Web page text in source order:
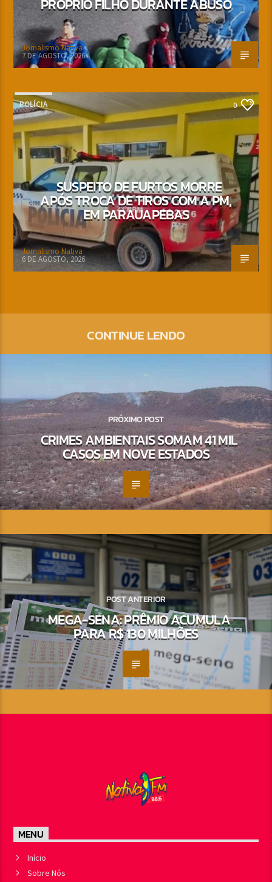
PRÓPRIO FILHO DURANTE ABUSO
Jornalismo Nativa
7 DE AGOSTO, 2026
POLÍCIA 0
SUSPEITO DE FURTOS MORRE
APÓS TROCA DE TIROS COM A PM,
EM PARAUAPEBAS
Jornalismo Nativa
6 DE AGOSTO, 2026
CONTINUE LENDO
PRÓXIMO POST
CRIMES AMBIENTAIS SOMAM 41 MIL
CASOS EM NOVE ESTADOS
POST ANTERIOR
MEGA-SENA: PRÊMIO ACUMULA
PARA R$ 130 MILHÕES
MENU
Início
Sobre Nós